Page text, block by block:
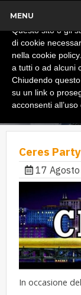
MENU
Ceres
17
In occasione
Informativa
Questo sito o gli
di cookie
nella cookie
a tutti o ad alcuni
Chiudendo
su un link o
acconsenti all’uso